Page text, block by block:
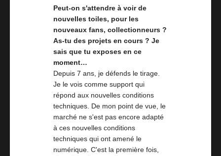
Peut-on s'attendre à voir de
nouvelles toiles, pour les
nouveaux fans, collectionneurs ?
As-tu des projets en cours ? Je
sais que tu exposes en ce
moment…
Depuis 7 ans, je défends le tirage.
Je le vois comme support qui
répond aux nouvelles conditions
techniques. De mon point de vue, le
marché ne s'est pas encore adapté
à ces nouvelles conditions
techniques qui ont amené le
numérique. C'est la première fois,